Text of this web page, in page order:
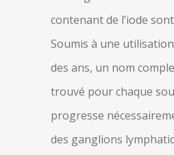
contenant de l’iode
Soumis à une
des ans, un nom
trouvé pour chaque
progresse
des ganglions